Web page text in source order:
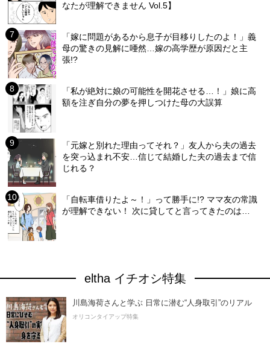
なたが理解できません Vol.5】
「嫁に問題があるから息子が目移りしたのよ！」義
母の驚きの見解に唖然…嫁の高学歴が原因だと主
張!?
「私が絶対に娘の可能性を開花させる…！」娘に高
額を注ぎ自分の夢を押しつけた母の大誤算
「元嫁と別れた理由ってそれ？」友人から夫の過去
を突っ込まれ不安…信じて結婚した夫の過去まで信
じれる？
「自転車借りたよ～！」って勝手に!? ママ友の常識
が理解できない！ 次に貸してと言ってきたのは…
eltha イチオシ特集
川島海荷さんと学ぶ 日常に潜む“人身取引”のリアル
オリコンタイアップ特集